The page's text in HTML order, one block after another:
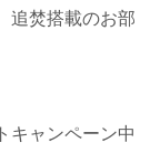
追焚搭載のお部
キャンペーン中